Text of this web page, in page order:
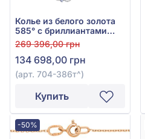
Колье из белого золота
585° с бриллиантами
0,54ct и сиреневым
танзанитом 0,29ct, арт.
704-386т
269 396,00 грн
134 698,00 грн
(арт. 704-386т^)
Купить
-50%